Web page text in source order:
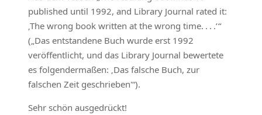
published until 1992, and Library Journal rated it:
‚The wrong book written at the wrong time. . . .‘“
(„Das entstandene Buch wurde erst 1992
veröffentlicht, und das Library Journal bewertete
es folgendermaßen: ‚Das falsche Buch, zur
falschen Zeit geschrieben'“).
Sehr schön ausgedrückt!